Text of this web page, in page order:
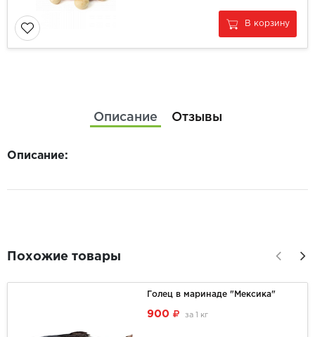
В корзину
Описание Отзывы
Описание:
Похожие товары
Голец в маринаде "Мексика"
900 за 1 кг